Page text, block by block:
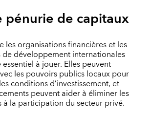
pénurie de capitaux
les organisations financières et les
de développement internationales
à jouer. Elles peuvent
les pouvoirs publics locaux pour
conditions d’investissement, et
peuvent aider à éliminer les
à la participation du secteur privé.